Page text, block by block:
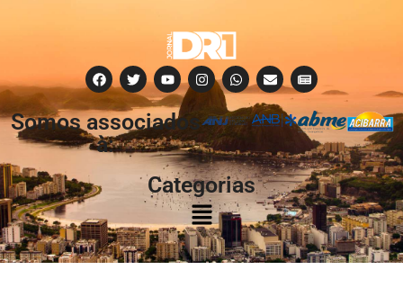
Somos associados
à:
Categorias